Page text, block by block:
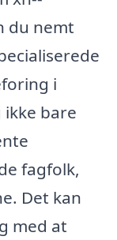
du nemt
i
ikke bare
fagfolk,
Det kan
med at